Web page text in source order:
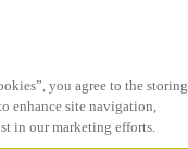
you agree to the storing
enhance site navigation,
in our marketing efforts.